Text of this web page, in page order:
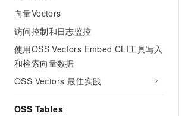
向量Vectors
访问控制和日志监控
使用OSS Vectors Embed CLI工具写入
和检索向量数据
OSS Vectors 最佳实践
OSS Tables
域名与网站
终端用户计算
Serverless